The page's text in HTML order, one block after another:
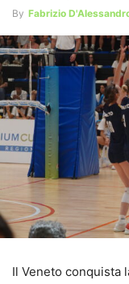
By Fabrizio
Il Veneto conquista